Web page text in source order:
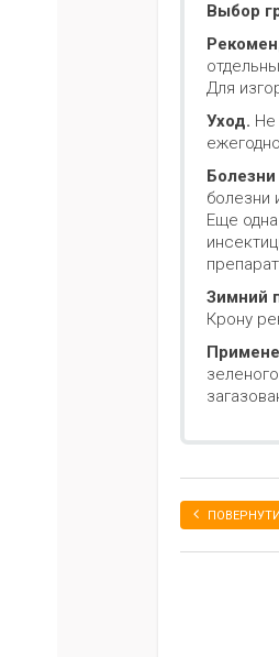
Выбор
Для
Уход. Не
болезни
Еще
Зимний
Крону